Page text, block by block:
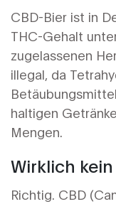
CBD-Bier ist in
THC-Gehalt
zugelassenen
illegal, da
haltigen
Mengen.
Wirklich
Richtig. CBD